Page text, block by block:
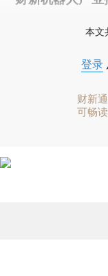
本文
登录
财新
可畅